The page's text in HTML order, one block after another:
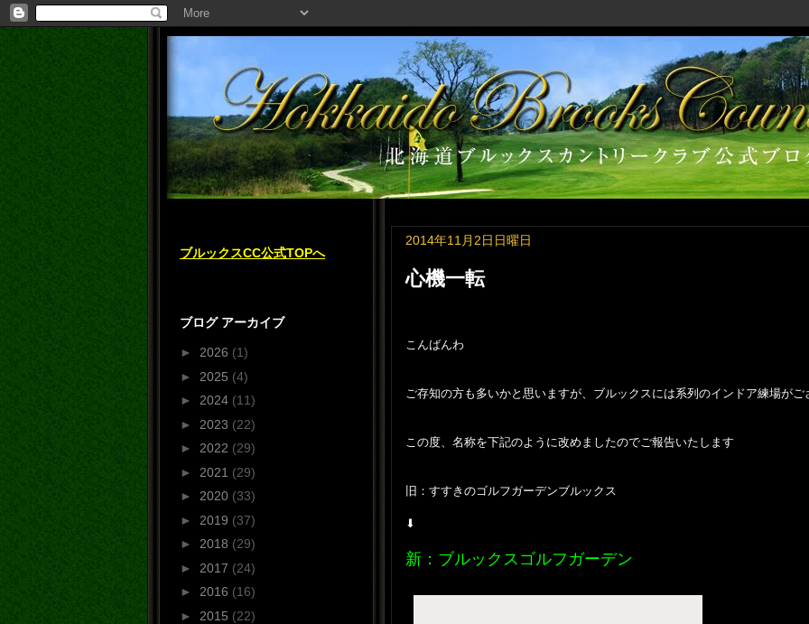
2014年11月2日日曜日
心機一転
こんばんわ
ご存知の方も多いかと思いますが、ブルックスには系列のインドア練場がご
この度、名称を下記のように改めましたのでご報告いたします
旧：すすきのゴルフガーデンブルックス
⬇︎
新：ブルックスゴルフガーデン
ブルックスCC公式TOPへ
ブログ アーカイブ
► 2026 (1)
► 2025 (4)
► 2024 (11)
► 2023 (22)
► 2022 (29)
► 2021 (29)
► 2020 (33)
► 2019 (37)
► 2018 (29)
► 2017 (24)
► 2016 (16)
► 2015 (22)